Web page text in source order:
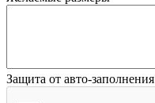
Защита от авто-заполнения